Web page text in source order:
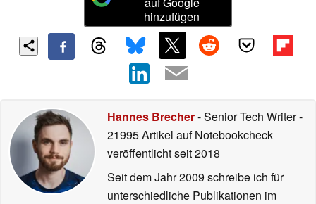
hinzufügen
Hannes Brecher- Senior Tech Writer-
21995 Artikel auf Notebookcheck
veröffentlichtseit 2018
Seit dem Jahr 2009 schreibe ich für
unterschiedliche Publikationen im